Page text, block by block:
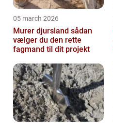
05 march 2026
Murer djursland sådan
vælger du den rette
fagmand til dit projekt